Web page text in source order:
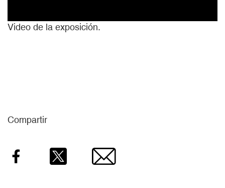
Video de la exposición.
Compartir
Facebook Twitter Email